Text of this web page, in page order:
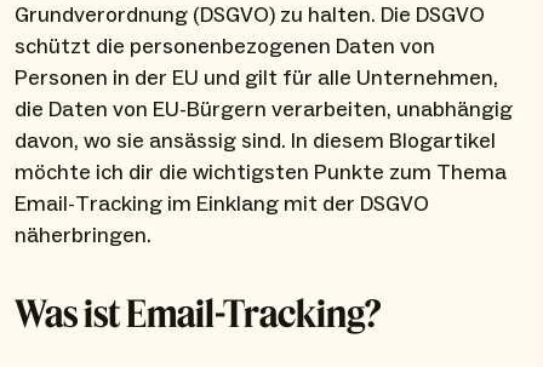
Grundverordnung (DSGVO) zu halten. Die DSGVO
schützt die personenbezogenen Daten von
Personen in der EU und gilt für alle Unternehmen,
die Daten von EU-Bürgern verarbeiten, unabhängig
davon, wo sie ansässig sind. In diesem Blogartikel
möchte ich dir die wichtigsten Punkte zum Thema
Email-Tracking im Einklang mit der DSGVO
näherbringen.
Was ist Email-Tracking?